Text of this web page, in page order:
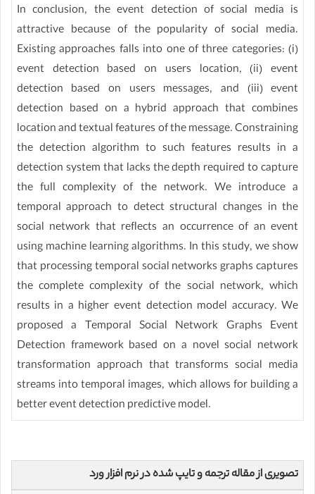
In conclusion, the event detection of social media is
attractive because of the popularity of social media.
Existing approaches falls into one of three categories: (i)
event detection based on users location, (ii) event
detection based on users messages, and (iii) event
detection based on a hybrid approach that combines
location and textual features of the message. Constraining
the detection algorithm to such features results in a
detection system that lacks the depth required to capture
the full complexity of the network. We introduce a
temporal approach to detect structural changes in the
social network that reflects an occurrence of an event
using machine learning algorithms. In this study, we show
that processing temporal social networks graphs captures
the complete complexity of the social network, which
results in a higher event detection model accuracy. We
proposed a Temporal Social Network Graphs Event
Detection framework based on a novel social network
transformation approach that transforms social media
streams into temporal images, which allows for building a
better event detection predictive model.
تصویری از مقاله ترجمه و تایپ شده در نرم افزار ورد